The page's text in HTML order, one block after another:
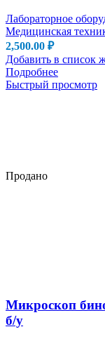
Продано
Лабораторное
Медицинская
2,500.00 ₽
Добавить в список
Подробнее
Быстрый просмотр
Микроскоп
б/у